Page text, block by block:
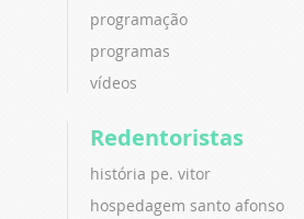
programação
programas
vídeos
Redentoristas
história pe. vitor
hospedagem santo afonso